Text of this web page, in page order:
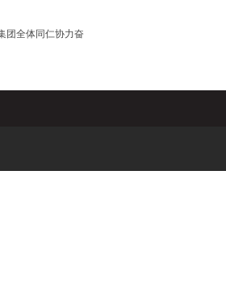
团全体同仁协力奋